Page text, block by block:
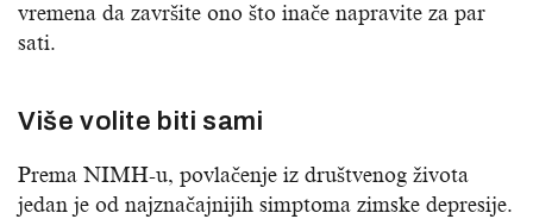
vremena da završite ono što inače napravite za par
sati.
Više volite biti sami
Prema NIMH-u, povlačenje iz društvenog života
jedan je od najznačajnijih simptoma zimske depresije.